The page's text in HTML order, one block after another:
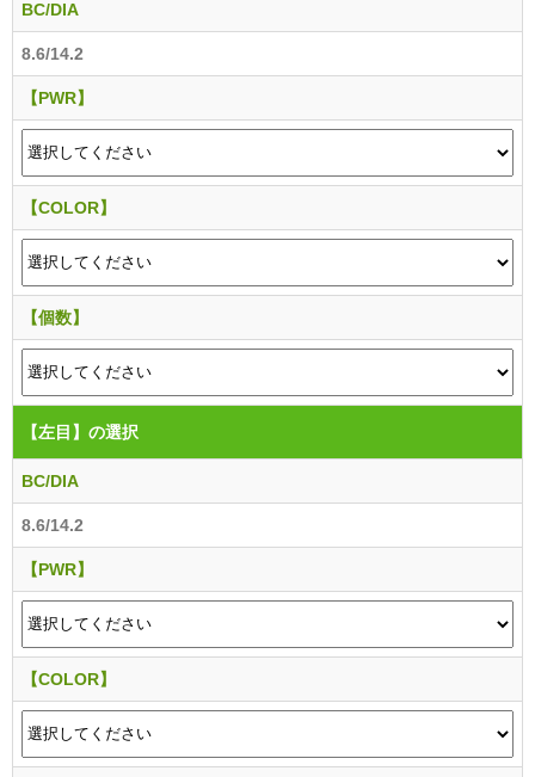
BC/DIA
8.6/14.2
【PWR】
【COLOR】
【個数】
【左目】 の選択
BC/DIA
8.6/14.2
【PWR】
【COLOR】